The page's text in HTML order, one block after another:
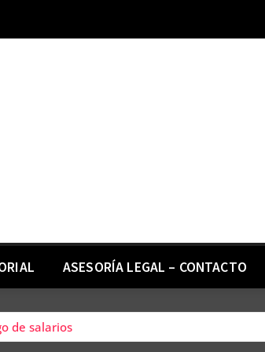
ASESORÍA LEGAL – CONTACTO
de salarios